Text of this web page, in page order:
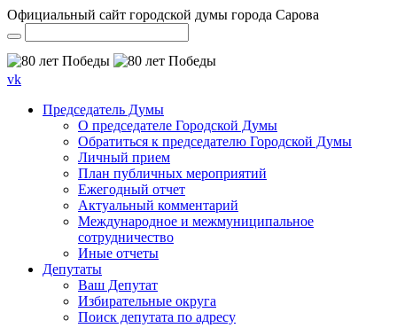
Официальный сайт городской думы города Сарова
vk
Председатель Думы
О председателе Городской Думы
Обратиться к председателю Городской Думы
Личный прием
План публичных мероприятий
Ежегодный отчет
Актуальный комментарий
Международное и межмуниципальное
сотрудничество
Иные отчеты
Депутаты
Ваш Депутат
Избирательные округа
Поиск депутата по адресу